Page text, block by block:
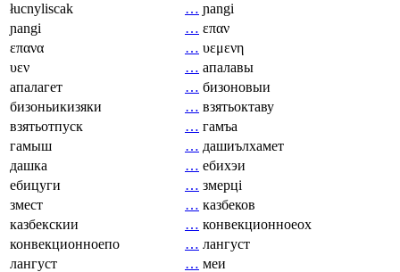
łucnyliscak
… ɲangi
ɲangi
… επαν
επανα
… υεμενη
υεν
… апалавы
апалагет
… бизоновыи
бизоньикизяки
… взятьоктаву
взятьотпуск
… гамъа
гамыш
… дашиълхамет
дашка
… ебихэи
ебицуги
… змерці
змест
… казбеков
казбекскии
… конвекционноеох
конвекционноепо
… лангуст
лангуст
… меи